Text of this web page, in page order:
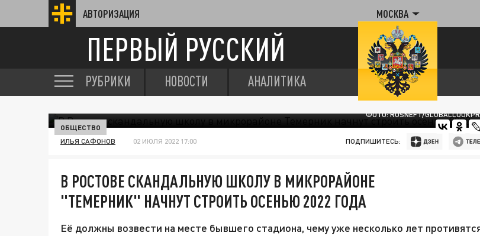
АВТОРИЗАЦИЯ МОСКВА
ПЕРВЫЙ РУССКИЙ
РУБРИКИ НОВОСТИ АНАЛИТИКА
ФОТО: ROSNEFT/
ОБЩЕСТВО
ИЛЬЯ САФОНОВ 02 ИЮЛЯ 2022 17:00 ПОДПИШИТЕСЬ:
В РОСТОВЕ СКАНДАЛЬНУЮ ШКОЛУ В МИКРОРАЙОНЕ
"ТЕМЕРНИК" НАЧНУТ СТРОИТЬ ОСЕНЬЮ 2022 ГОДА
Её должны возвести на месте бывшего стадиона, чему уже несколько лет